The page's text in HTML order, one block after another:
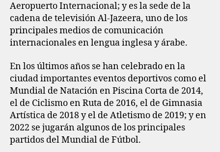
Aeropuerto Internacional; y es la sede de la
cadena de televisión Al-Jazeera, uno de los
principales medios de comunicación
internacionales en lengua inglesa y árabe.
En los últimos años se han celebrado en la
ciudad importantes eventos deportivos como el
Mundial de Natación en Piscina Corta de 2014,
el de Ciclismo en Ruta de 2016, el de Gimnasia
Artística de 2018 y el de Atletismo de 2019; y en
2022 se jugarán algunos de los principales
partidos del Mundial de Fútbol.